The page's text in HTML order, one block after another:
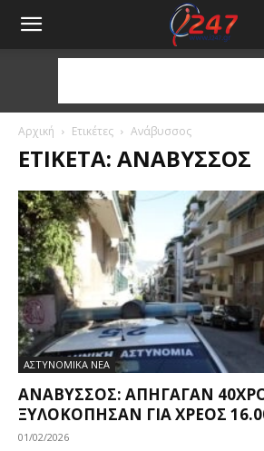
Αρχική Ετικέτες Ανάβυσσος
ΕΤΙΚΈΤΑ: ΑΝΆΒΥΣΣΟΣ
ΑΣΤΥΝΟΜΙΚΑ ΝΕΑ
ΑΝΆΒΥΣΣΟΣ: ΑΠΉΓΑΓΑΝ
ΞΥΛΟΚΌΠΗΣΑΝ ΓΙΑ ΧΡΈΟΣ
01/02/2026